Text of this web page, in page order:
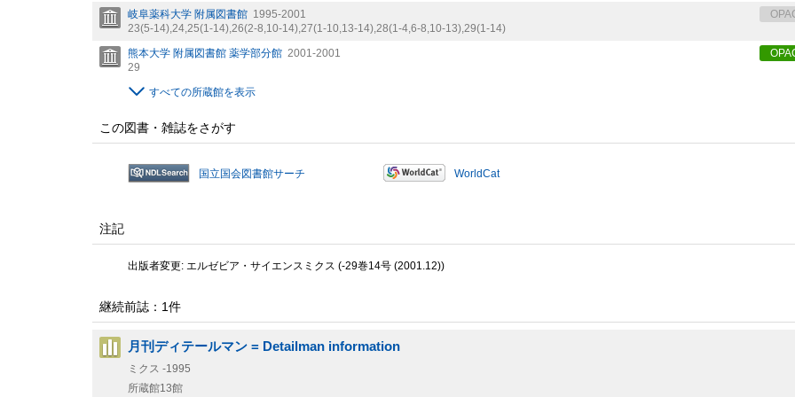
岐阜薬科大学 附属図書館 1995-2001
23(5-14), 24, 25(1-14), 26(2-8, 10-14), 27(1-10, 13-14), 28(1-4, 6-8, 10-13), 29(1-14)
熊本大学 附属図書館 薬学部分館 2001-2001
29
すべての所蔵館を表示
この図書・雑誌をさがす
国立国会図書館サーチ WorldCat
注記
出版者変更: エルゼビア・サイエンスミクス (-29巻14号 (2001.12))
継続前誌：1件
月刊ディテールマン = Detailman information
ミクス -1995
所蔵館13館